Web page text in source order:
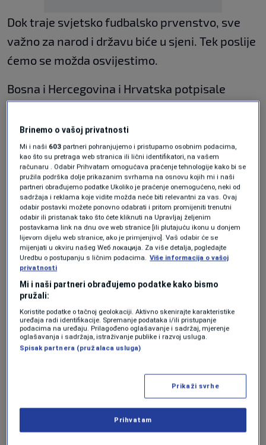
Dok traje svjetsko fudbalsko prvenstvo, sve
važno za narod i državu biće u sjeni. Tek poslije
ćemo se možda osvijestimo.
Bosna i Hercegovina i Hrvatska potpisale
sporni privremeno otvoreni prelaz Gradiška.
U Sarajevu održana konferencija Evropske
pučke stranke. Razgovarano o aktuelnoj
političkoj situaciji i evropskim integracijama.
Potpisana i deklaracija.
U drami oko opstanka ili nestanka OHR-a
pitanje evropskog puta BiH je između reformi,
kompromisa i međunarodnog nadzora. Može li
evropski put zamijeniti bonske ovlasti?
Nakon dugo vremena deblokada državnog
Doma naroda. Od svega usvojene samo
Brinemo o vašoj privatnosti
Mi i naši 603 partneri pohranjujemo i pristupamo osobnim podacima,
kao što su pretraga web stranica ili lični identifikatori, na vašem
računaru . Odabir Prihvatam omogućava praćenje tehnologije kako bi se
pružila podrška dolje prikazanim svrhama na osnovu kojih mi i naši
partneri obrađujemo podatke Ukoliko je praćenje onemogućeno, neki od
sadržaja i reklama koje vidite možda neće biti relevantni za vas. Ovaj
odabir postavki možete ponovno odabrati i pritom promijeniti trenutni
odabir ili pristanak tako što ćete kliknuti na Upravljaj željenim
postavkama link na dnu ove web stranice [ili plutajuću ikonu u donjem
lijevom dijelu web stranice, ako je primjenjivo]. Vaš odabir će se
mijenjati u okviru našeg Wеб локација. Za više detalja, pogledajte
Uredbu o postupanju s ličnim podacima. Više informacija o vašoj
privatnosti
Mi i naši partneri obrađujemo podatke kako bismo
pružali:
Koristite podatke o tačnoj geolokaciji. Aktivno skenirajte karakteristike
uređaja radi identifikacije. Spremanje podataka i/ili pristupanje
podacima na uređaju. Prilagođeno oglašavanje i sadržaj, mjerenje
oglašavanja i sadržaja, istraživanje publike i razvoj usluga.
Spisak partnera (pružalaca usluga)
Prikaži svrhe
Prihvatam